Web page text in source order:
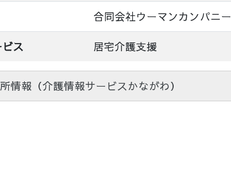
合同会社ウーマンカンパニー
ス 居宅介護支援
情報（介護情報サービスかながわ）